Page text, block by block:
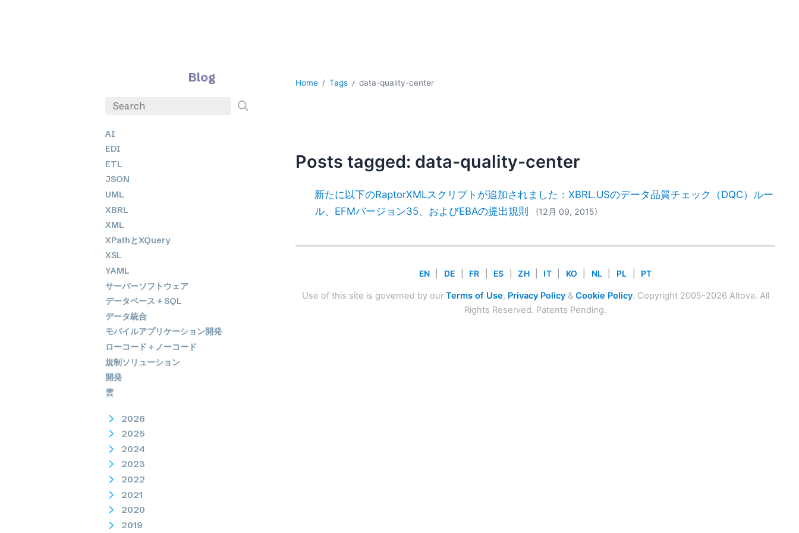
Blog
AI
EDI
ETL
JSON
UML
XBRL
XML
XPathとXQuery
XSL
YAML
サーバーソフトウェア
データベース + SQL
データ統合
モバイルアプリケーション開発
ローコード＋ノーコード
規制ソリューション
開発
雲
2026
2025
2024
2023
2022
2021
2020
2019
Home Tags data-quality-center
Posts tagged: data-quality-center
新たに以下のRaptorXMLスクリプトが追加されました：XBRL.USのデータ品質チェック（DQC）ルー
ル、EFMバージョン35、およびEBAの提出規則
(12月 09, 2015)
EN DE FR ES ZH IT KO NL PL PT
Use of this site is governed by our Terms of Use, Privacy Policy& Cookie Policy. Copyright 2005-2026 Altova. All
Rights Reserved. Patents Pending.